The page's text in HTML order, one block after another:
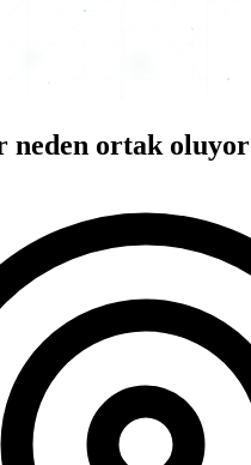
neden ortak oluyor